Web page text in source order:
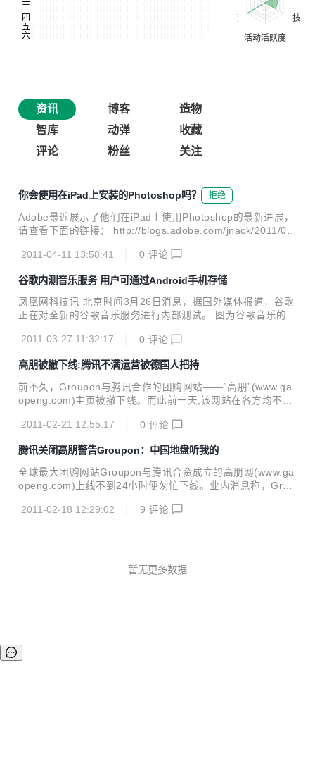
资讯 博客
造物
智库
动弹
收藏
评论
粉丝 关注
你会使用在iPad上安装的Photoshop吗？ 拒绝
Adobe最近展示了他们在iPad上使用Photoshop的最新进展，
请查看下面的链接： http://blogs.adobe.com/jnack/2011/04/
是一个概念性的东西，距离把大量的工作放到iPad上去运行还
用户提供压力敏感的手写笔来使用Photoshop，那么任何人都
有理由去购买一台iPad，并且做得会非常快。尽管如此，我还
是非常惊讶于他们已经借助图形输入板技术所做的一切。 你怎
2011-04-11 13:58:41 0 评论
谷歌内测音乐服务 用户可通过Android手机存储
凤凰网科技讯 北京时间3月26日消息，据国外媒体报道，谷歌
正在对全新的谷歌音乐服务进行内部测试。 图为谷歌音乐的商
的音乐服务，但是很显然，谷歌还需要跟四大唱片公司协商沟
的Android手机、平板电脑和电脑上在云端服务器上搜索、购
买并且储存音乐。但是现在还不清楚谷歌最新的音乐服务的价
格将会是怎么样的，但是我们还是很期待这项服务的上市的。
2011-03-27 11:32:17 0 评论
高朋被撤下线:腾讯不满运营被德国人把持
前不久，Groupon与腾讯合作的团购网站——“高朋”(www.ga
openg.com)主页被撤下线。而此前一天,该网站在各方均不知
靠消息,负责Groupon海外市场拓展的德国Groupon My City
面派驻新公司的CEO欧阳云紧急磋商,以解决双方矛盾. “从目
前的情况来看,如果双方继续僵持,合作有可能告吹.”一位接近G
roupon的人士告诉记者. 腾讯方面表示,对于此事不予评论. 24
小时紧急下线 记者在高朋短暂存在的主页中发现,目前该网站
面对用户的只有电子邮...
2011-02-21 12:55:17 0 评论
腾讯关闭高朋警告Groupon：中国地盘听我的
全球最大团购网站Groupon与腾讯合资成立的高朋网(www.ga
openg.com)上线不到24小时便匆忙下线。业内消息称，Grou
pon My City Deal公司总经理Oliver Samwer昨日已飞往北
是，高朋香港网站(www.gaopeng.com.hk)仍在线，但没有任
2011-02-18 12:29:02 9 评论
暂无更多数据